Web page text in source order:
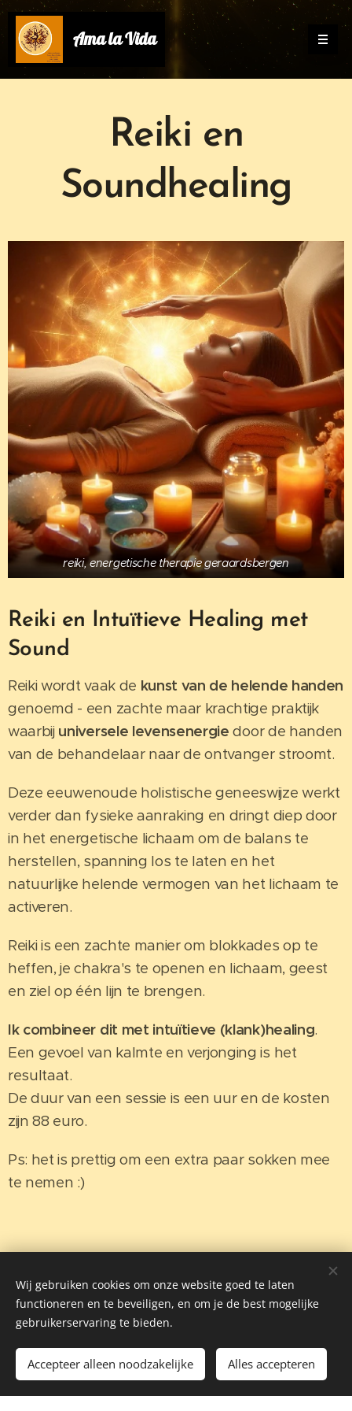
Ama la Vida
Reiki en
Soundhealing
reiki, energetische therapie geraardsbergen
Reiki en Intuïtieve Healing met
Sound
Reiki wordt vaak de kunst van de helende handen
genoemd - een zachte maar krachtige praktijk
waarbij universele levensenergie door de handen
van de behandelaar naar de ontvanger stroomt.
Deze eeuwenoude holistische geneeswijze werkt
verder dan fysieke aanraking en dringt diep door
in het energetische lichaam om de balans te
herstellen, spanning los te laten en het
natuurlijke helende vermogen van het lichaam te
activeren.
Reiki is een zachte manier om blokkades op te
heffen, je chakra's te openen en lichaam, geest
en ziel op één lijn te brengen.
Ik combineer dit met intuïtieve (klank)healing.
Een gevoel van kalmte en verjonging is het
resultaat.
De duur van een sessie is een uur en de kosten
zijn 88 euro.
Ps: het is prettig om een ​​extra paar sokken mee
te nemen :)
Ama la Vida, by Tiffany Delhoux ©2024
Refind your Sparkle and enjoy Life!
Nederlands
English
Wij gebruiken cookies om onze website goed te laten
functioneren en te beveiligen, en om je de best mogelijke
gebruikerservaring te bieden.
Accepteer alleen noodzakelijke Alles accepteren